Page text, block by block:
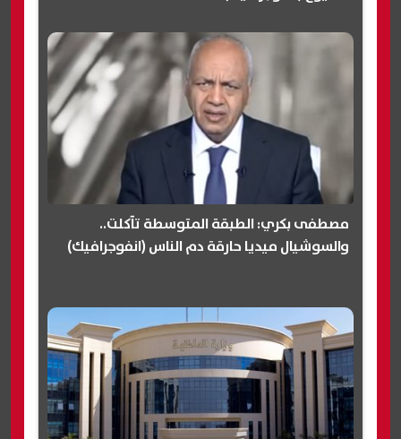
مصطفى بكري: الطبقة المتوسطة تآكلت..
والسوشيال ميديا حارقة دم الناس (انفوجرافيك)